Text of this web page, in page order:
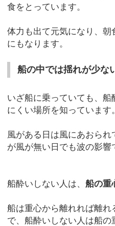
食をとっています。
体力も出て元気になり、
にもなります。
船の中では揺れが少な
いざ船に乗っていても、
にくい場所を知っています
風がある日は風にあおら
が風が無い日でも波の影響
船酔いしない人は、船の重
船は重心から離れれば離
で、船酔いしない人は船